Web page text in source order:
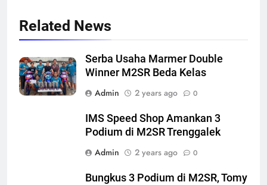
Related News
Serba Usaha Marmer Double
Winner M2SR Beda Kelas
Admin
2 years ago 0
IMS Speed Shop Amankan 3
Podium di M2SR Trenggalek
Admin
2 years ago 0
Bungkus 3 Podium di M2SR, Tomy